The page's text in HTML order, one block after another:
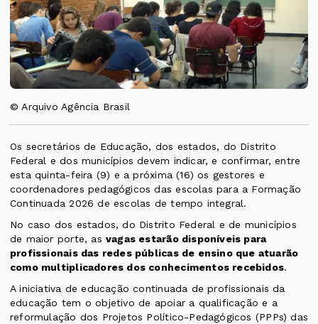
© Arquivo Agência Brasil
Os secretários de Educação, dos estados, do Distrito
Federal e dos municípios devem indicar, e confirmar, entre
esta quinta-feira (9) e a próxima (16) os gestores e
coordenadores pedagógicos das escolas para a Formação
Continuada 2026 de escolas de tempo integral.
No caso dos estados, do Distrito Federal e de municípios
de maior porte, as vagas estarão disponíveis para
profissionais das redes públicas de ensino que atuarão
como multiplicadores dos conhecimentos recebidos.
A iniciativa de educação continuada de profissionais da
educação tem o objetivo de apoiar a qualificação e a
reformulação dos Projetos Político-Pedagógicos (PPPs) das